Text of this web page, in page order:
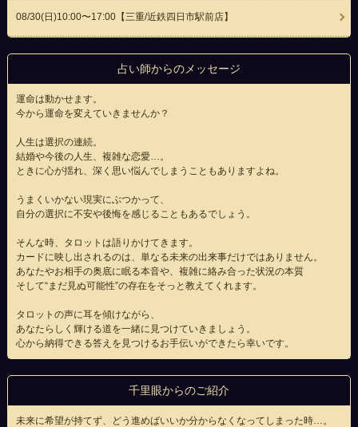
08/30(日 )10:00〜17:00【三重/近鉄四日市駅前店】
占い師からのメッセージ
運命は動かせます。
今から運命を変えていきませんか？
人生は選択の連続。
結婚や今後の人生、複雑な恋愛…。
ときに心が揺れ、深く思い悩んでしまうこともありますよね。
うまくいかない現実にぶつかって、
自分の選択に不安や後悔を感じることもあるでしょう。
そんな時、タロットは語りかけてきます。
カードに映し出されるのは、単なる未来の出来事だけではありません。
あなたやお相手の奥底に眠る本音や、複雑に絡み合った状況の本質
そして“まだ見ぬ可能性”の存在をそっと教えてくれます。
タロットの声に耳を傾けながら、
あなたらしく輝ける道を一緒に見つけていきましょう。
心から納得できる答えを見つけるお手伝いができたら幸いです。
千里眼からのご紹介
未来に希望が持てず、どう進めばいいか分からなくなってしまった時…。